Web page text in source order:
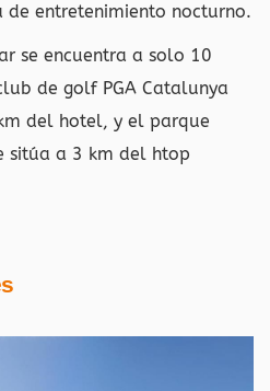
entretenimiento nocturno.
se encuentra a solo 10
de golf PGA Catalunya
del hotel, y el parque
sitúa a 3 km del htop